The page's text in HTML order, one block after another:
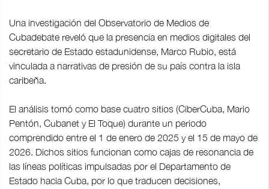
Una investigación del Observatorio de Medios de
Cubadebate reveló que la presencia en medios digitales del
secretario de Estado estadunidense, Marco Rubio, está
vinculada a narrativas de presión de su país contra la isla
caribeña.
El análisis tomó como base cuatro sitios (CiberCuba, Mario
Pentón, Cubanet y El Toque) durante un periodo
comprendido entre el 1 de enero de 2025 y el 15 de mayo de
2026. Dichos sitios funcionan como cajas de resonancia de
las líneas políticas impulsadas por el Departamento de
Estado hacia Cuba, por lo que traducen decisiones,